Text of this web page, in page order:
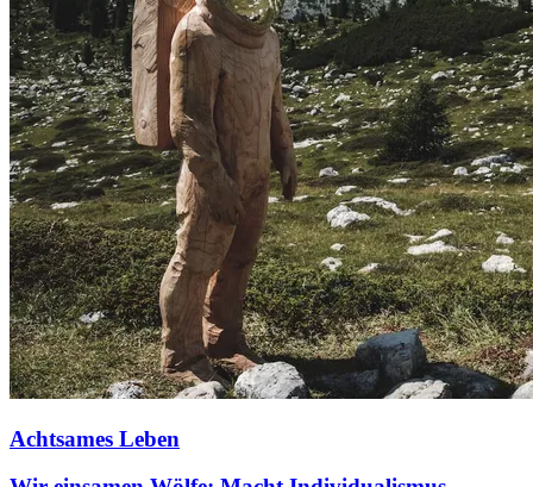
Achtsames Leben